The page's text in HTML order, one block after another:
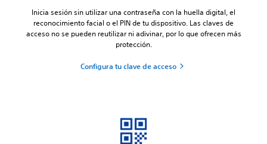
Inicia sesión sin utilizar una contraseña con la huella digital, el
reconocimiento facial o el PIN de tu dispositivo. Las claves de
acceso no se pueden reutilizar ni adivinar, por lo que ofrecen más
protección.
Configura tu clave de acceso